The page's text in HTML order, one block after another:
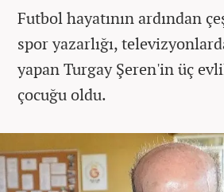
Futbol hayatının ardından
spor yazarlığı,
yapan Turgay Şeren'in üç
çocuğu oldu.